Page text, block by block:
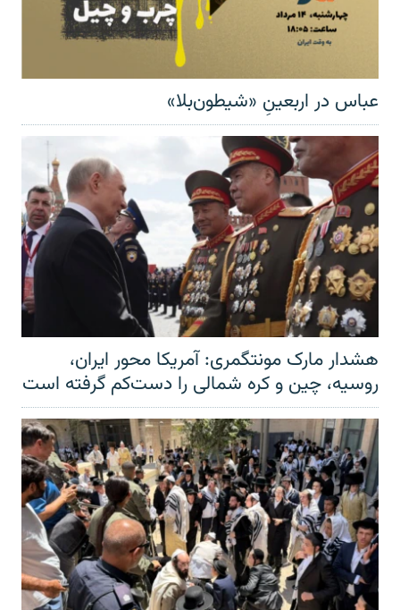
عباس در اربعینِ «شیطون‌بلا»
هشدار مارک مونتگمری: آمریکا محور ایران،
روسیه، چین و کره شمالی را دست‌کم گرفته است